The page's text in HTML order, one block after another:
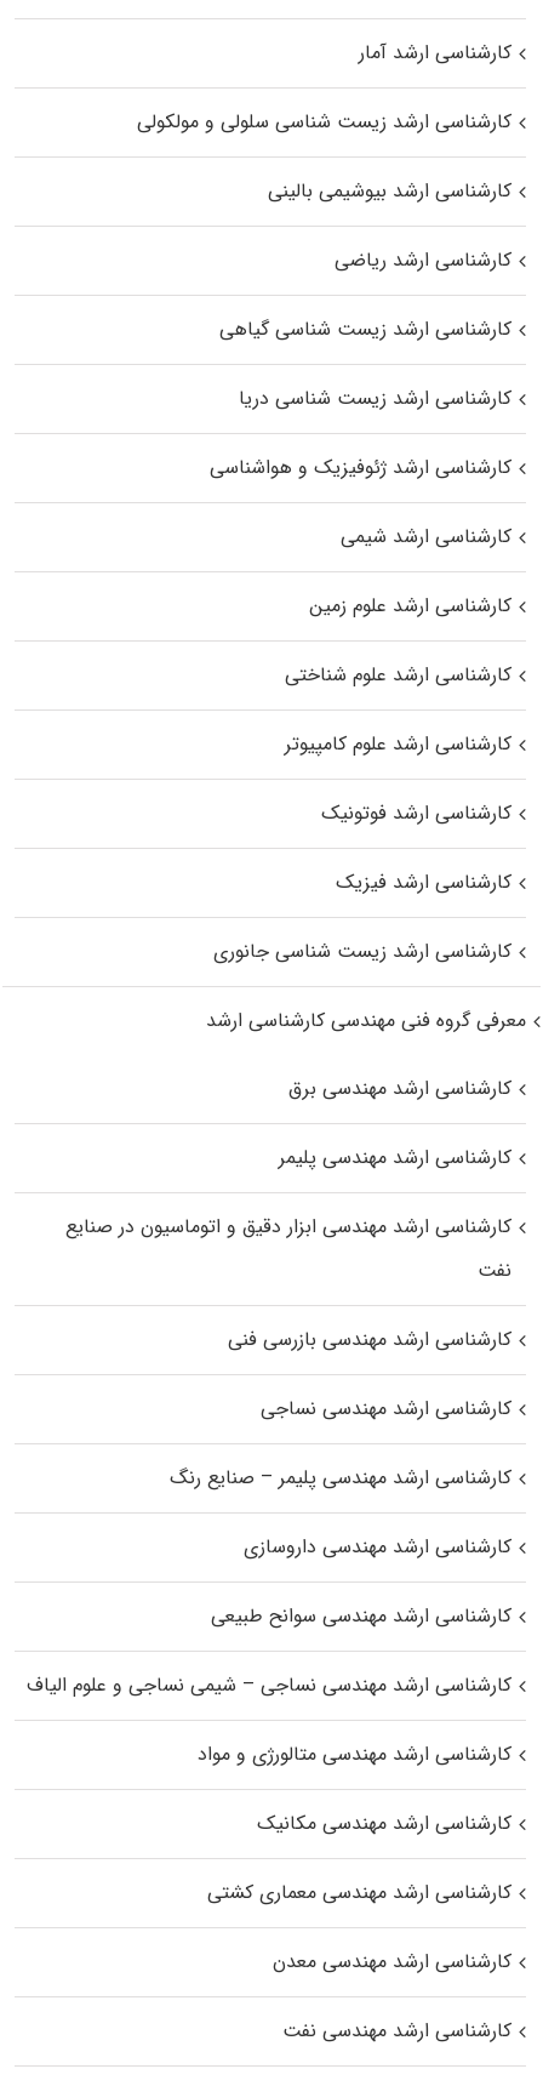
کارشناسی ارشد آمار
کارشناسی ارشد زیست شناسی سلولی و مولکولی
کارشناسی ارشد بیوشیمی بالینی
کارشناسی ارشد ریاضی
کارشناسی ارشد زیست‌ شناسی گیاهی
کارشناسی ارشد زیست‌ شناسی دریا
کارشناسی ارشد ژئوفیزیک و هواشناسی
کارشناسی ارشد شیمی
کارشناسی ارشد علوم زمین
کارشناسی ارشد علوم شناختی
کارشناسی ارشد علوم کامپیوتر
کارشناسی ارشد فوتونیک
کارشناسی ارشد فیزیک
کارشناسی ارشد زیست‌ شناسی جانوری
معرفی گروه فنی مهندسی کارشناسی ارشد
کارشناسی ارشد مهندسی برق
کارشناسی ارشد مهندسی پلیمر
کارشناسی ارشد مهندسی ابزار دقیق و اتوماسیون در صنایع
نفت
کارشناسی ارشد مهندسی بازرسی فنی
کارشناسی ارشد مهندسی نساجی
کارشناسی ارشد مهندسی پلیمر – صنایع رنگ
کارشناسی ارشد مهندسی داروسازی
کارشناسی ارشد مهندسی سوانح طبیعی
کارشناسی ارشد مهندسی نساجی – شیمی نساجی و علوم الیاف
کارشناسی ارشد مهندسی متالورژی و مواد
کارشناسی ارشد مهندسی مکانیک
کارشناسی ارشد مهندسی معماری کشتی
کارشناسی ارشد مهندسی معدن
کارشناسی ارشد مهندسی نفت